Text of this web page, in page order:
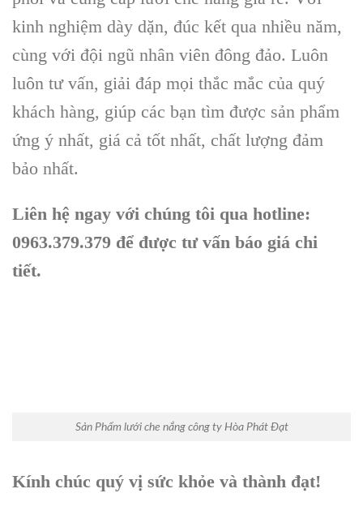
kinh nghiệm dày dặn, đúc kết qua nhiều năm,
cùng với đội ngũ nhân viên đông đảo. Luôn
luôn tư vấn, giải đáp mọi thắc mắc của quý
khách hàng, giúp các bạn tìm được sản phẩm
ứng ý nhất, giá cả tốt nhất, chất lượng đảm
bảo nhất.
Liên hệ ngay với chúng tôi qua hotline:
0963.379.379 để được tư vấn báo giá chi
tiết.
Sản Phẩm lưới che nắng công ty Hòa Phát Đạt
Kính chúc quý vị sức khỏe và thành đạt!